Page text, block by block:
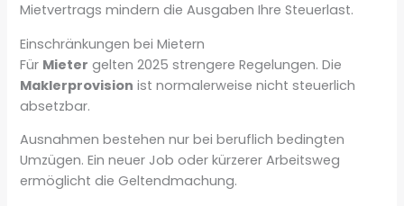
Mietvertrags mindern die Ausgaben Ihre Steuerlast.
Einschränkungen bei Mietern
Für Mieter gelten 2025 strengere Regelungen. Die
Maklerprovision ist normalerweise nicht steuerlich
absetzbar.
Ausnahmen bestehen nur bei beruflich bedingten
Umzügen. Ein neuer Job oder kürzerer Arbeitsweg
ermöglicht die Geltendmachung.